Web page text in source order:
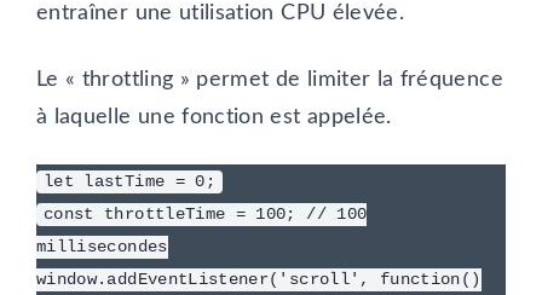
entraîner une utilisation CPU élevée.
Le « throttling » permet de limiter la fréquence
à laquelle une fonction est appelée.
let lastTime = 0;
const throttleTime = 100; // 100
millisecondes
window.addEventListener('scroll', function()